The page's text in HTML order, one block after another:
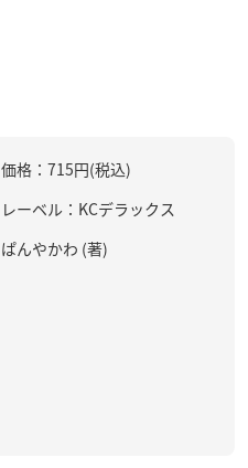
価格：715円(税込)
レーベル：KCデラックス
ぱんやかわ (著)